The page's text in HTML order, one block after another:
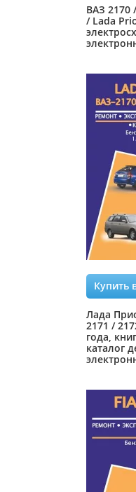
ВАЗ 2170
/ Lada
Купить
Лада
2171 /
года,
каталог